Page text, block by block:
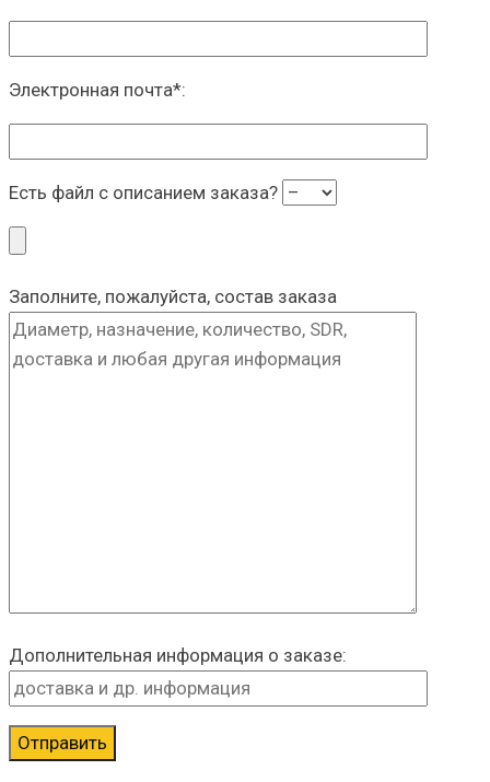
Электронная почта*:
Есть файл с описанием заказа?
Заполните, пожалуйста, состав заказа
Дополнительная информация о заказе: